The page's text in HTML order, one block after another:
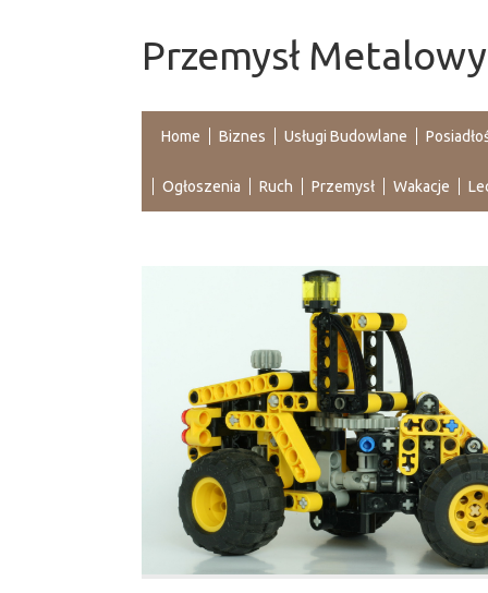
Przemysł
Home Biznes Usługi Budowlane
Ogłoszenia Ruch Przemysł Wakacje